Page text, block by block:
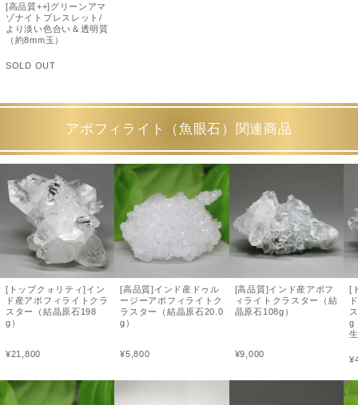
[高品質++]グリーンアマ
ゾナイトブレスレット/
より淡い色合い＆透明質
（約8mm玉）
SOLD OUT
アポフィライト（魚眼石）関連商品
[トップクォリティ]イン
ド産アポフィライトクラ
スター（結晶原石198
g）
¥21,800
[高品質]インド産ドゥル
ージーアポフィライトク
ラスター（結晶原石20.0
g）
¥5,800
[高品質]インド産アポフ
ィライトクラスター（結
晶原石108g）
¥9,000
[
g
¥